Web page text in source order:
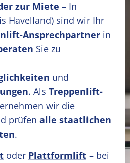
zur Miete – In
Havelland) sind wir Ihr
Ansprechpartner in
Sie zu
und
. Als Treppenlift-
wir die
prüfen alle staatlichen
.
oder Plattformlift – bei